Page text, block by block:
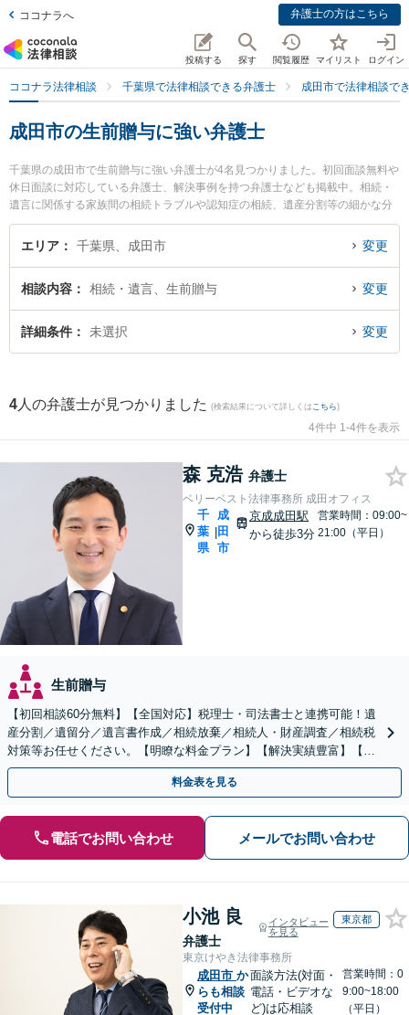
ココナラへ 弁護士の方はこちら
投稿する 探す 閲覧履歴 マイリスト ログイン
ココナラ法律相談 千葉県で法律相談できる弁護士 成田市で法律相談で
成田市の生前贈与に強い弁護士
千葉県の成田市で生前贈与に強い弁護士が4名見つかりました。初回面談無料や
休日面談に対応している弁護士、解決事例を持つ弁護士なども掲載中。相続・
遺言に関係する家族間の相続トラブルや認知症の相続、遺産分割等の細かな分
野での絞り込み検索もでき便利です。特にベリーベスト法律事務所 成田オフィ
スの森 克浩弁護士や弁護士法人リーガルプラス 成田法律事務所の川原 宏宇紀
間に発生した生前贈与のトラブルを今すぐに弁護士に相談したい』『生前贈与
のトラブル解決の実績豊富な近くの弁護士を検索したい』『初回相談無料で生
前贈与を法律相談できる成田市内の弁護士に相談予約したい』などでお困りの
エリア 千葉県、成田市 変更
相談内容 相続・遺言、生前贈与 変更
詳細条件 未選択 変更
4 人の弁護士が見つかりました (検索結果について詳しくは こちら)
4件中 1-4件を表示
森 克浩 弁護士
ベリーベスト法律事務所 成田オフィス
千
葉
県
|
成
田
市
京成成田駅
から徒歩3分
営業時間：09:00~
21:00（平日）
生前贈与
【初回相談60分無料】【全国対応】税理士・司法書士と連携可能！遺
産分割／遺留分／遺言書作成／相続放棄／相続人・財産調査／相続税
対策等お任せください。【明瞭な料金プラン】【解決実績豊富】【電
話相談可】
料金表を見る
電話でお問い合わせ メールでお問い合わせ
小池 良
弁護士
インタビュー
を見る
東京都
東京けやき法律事務所
成田市 か
らも相談
受付中
面談方法(対面・
電話・ビデオな
ど)は応相談
営業時間：0
9:00~18:00
（平日）